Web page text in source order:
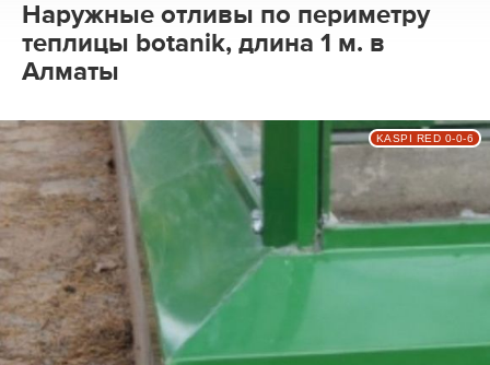
Наружные отливы по периметру
теплицы botanik, длина 1 м. в
Алматы
KASPI RED 0-0-6